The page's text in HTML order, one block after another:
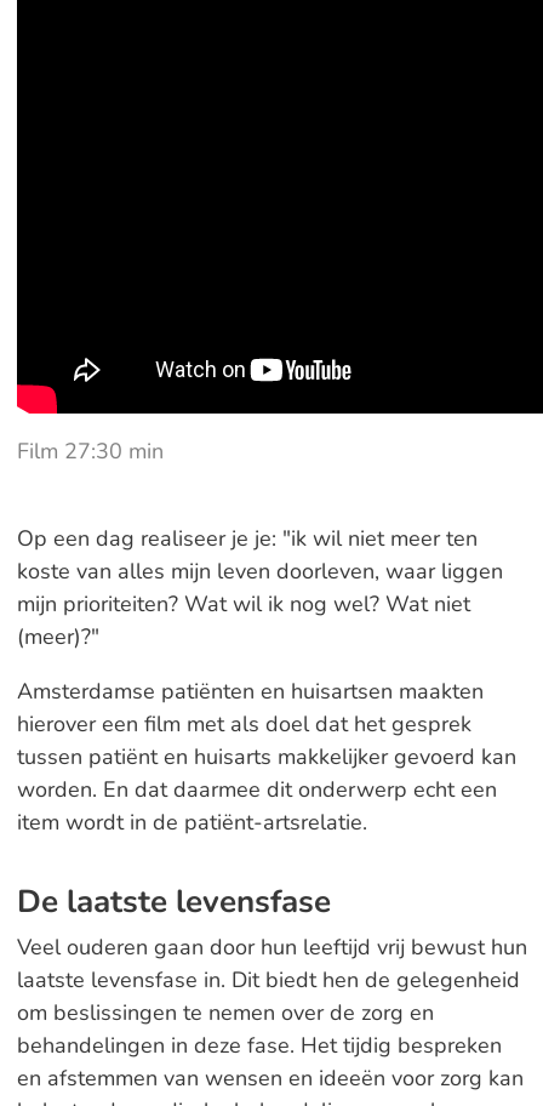
Film 27:30 min
Op een dag realiseer je je: "ik wil niet meer ten
koste van alles mijn leven doorleven, waar liggen
mijn prioriteiten? Wat wil ik nog wel? Wat niet
(meer)?"
Amsterdamse patiënten en huisartsen maakten
hierover een film met als doel dat het gesprek
tussen patiënt en huisarts makkelijker gevoerd kan
worden. En dat daarmee dit onderwerp echt een
item wordt in de patiënt-artsrelatie.
De laatste levensfase
Veel ouderen gaan door hun leeftijd vrij bewust hun
laatste levensfase in. Dit biedt hen de gelegenheid
om beslissingen te nemen over de zorg en
behandelingen in deze fase. Het tijdig bespreken
en afstemmen van wensen en ideeën voor zorg kan